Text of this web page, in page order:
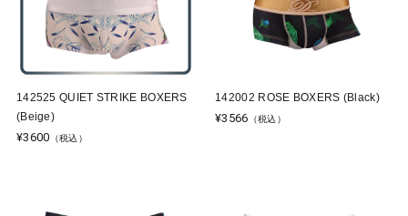
142525 QUIET STRIKE BOXERS
(Beige)
¥3600 （税込）
142002 ROSE BOXERS (Black)
¥3566 （税込）